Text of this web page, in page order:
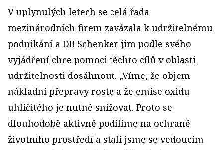
V uplynulých letech se celá řada
mezinárodních firem zavázala k udržitelnému
podnikání a DB Schenker jim podle svého
vyjádření chce pomoci těchto cílů v oblasti
udržitelnosti dosáhnout. „Víme, že objem
nákladní přepravy roste a že emise oxidu
uhličitého je nutné snižovat. Proto se
dlouhodobě aktivně podílíme na ochraně
životního prostředí a stali jsme se vedoucím